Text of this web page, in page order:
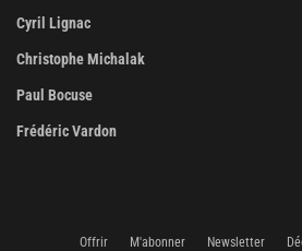
Cyril Lignac
Christophe Michalak
Paul Bocuse
Frédéric Vardon
Offrir M'abonner Newsletter